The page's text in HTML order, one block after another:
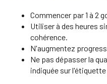
Commencer par 1 à 2
Utiliser à des heures
cohérence.
N'augmentez
Ne pas dépasser la
indiquée sur